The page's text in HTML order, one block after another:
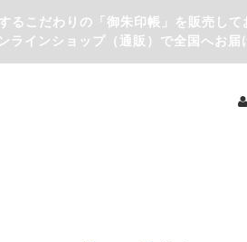
るこだわりの「御朱印帳」を販売して
ラインショップ（通販）で全国へお届